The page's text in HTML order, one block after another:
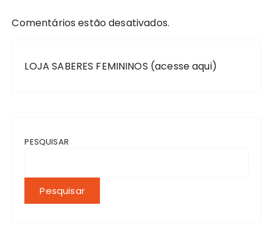
Comentários estão desativados.
LOJA SABERES FEMININOS (acesse aqui)
PESQUISAR
Pesquisar